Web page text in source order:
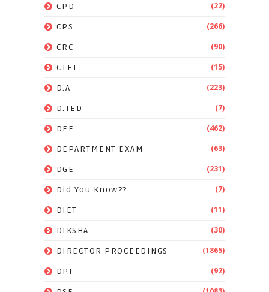
CPD (22)
CPS (266)
CRC (90)
CTET (15)
D.A (223)
D.TED (7)
DEE (462)
DEPARTMENT EXAM (63)
DGE (231)
Did You Know?? (7)
DIET (11)
DIKSHA (30)
DIRECTOR PROCEEDINGS (1865)
DPI (92)